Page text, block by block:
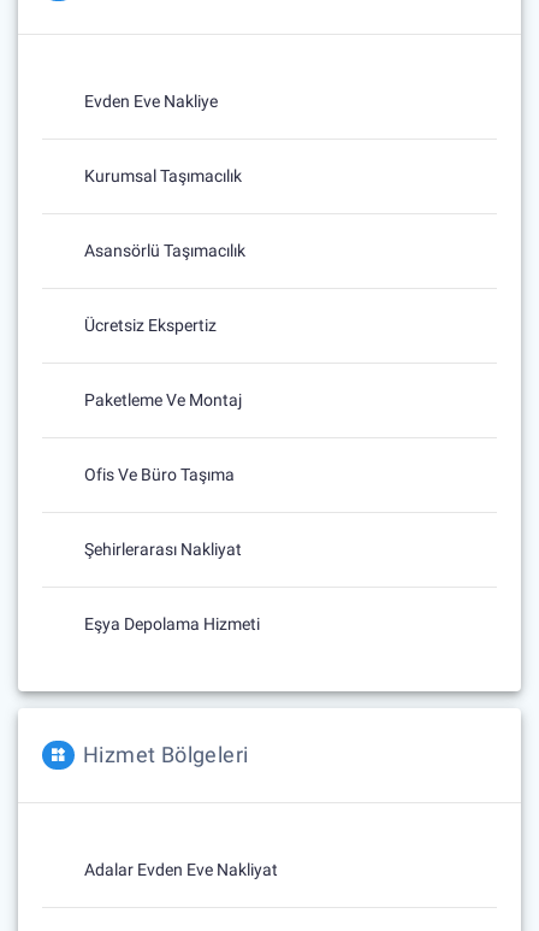
Evden Eve Nakliye
Kurumsal Taşımacılık
Asansörlü Taşımacılık
Ücretsiz Ekspertiz
Paketleme Ve Montaj
Ofis Ve Büro Taşıma
Şehirlerarası Nakliyat
Eşya Depolama Hizmeti
Hizmet Bölgeleri
Adalar Evden Eve Nakliyat